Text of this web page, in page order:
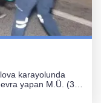
karayolunda
yapan M.Ü. (35)